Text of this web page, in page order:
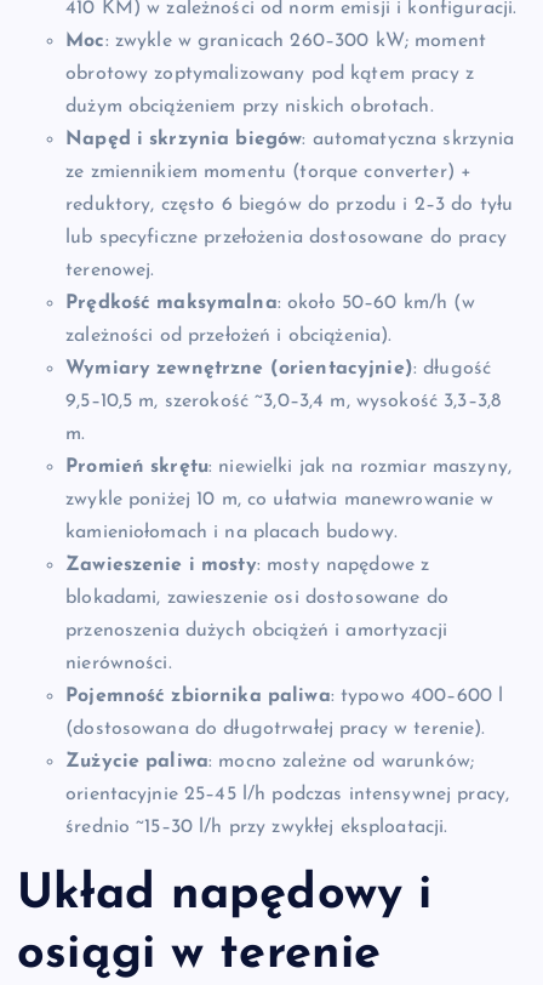
410 KM) w zależności od norm emisji i konfiguracji.
Moc: zwykle w granicach 260–300 kW; moment
obrotowy zoptymalizowany pod kątem pracy z
dużym obciążeniem przy niskich obrotach.
Napęd i skrzynia biegów: automatyczna skrzynia
ze zmiennikiem momentu (torque converter) +
reduktory, często 6 biegów do przodu i 2–3 do tyłu
lub specyficzne przełożenia dostosowane do pracy
terenowej.
Prędkość maksymalna: około 50–60 km/h (w
zależności od przełożeń i obciążenia).
Wymiary zewnętrzne (orientacyjnie): długość
9,5–10,5 m, szerokość ~3,0–3,4 m, wysokość 3,3–3,8
m.
Promień skrętu: niewielki jak na rozmiar maszyny,
zwykle poniżej 10 m, co ułatwia manewrowanie w
kamieniołomach i na placach budowy.
Zawieszenie i mosty: mosty napędowe z
blokadami, zawieszenie osi dostosowane do
przenoszenia dużych obciążeń i amortyzacji
nierówności.
Pojemność zbiornika paliwa: typowo 400–600 l
(dostosowana do długotrwałej pracy w terenie).
Zużycie paliwa: mocno zależne od warunków;
orientacyjnie 25–45 l/h podczas intensywnej pracy,
średnio ~15–30 l/h przy zwykłej eksploatacji.
Układ napędowy i
osiągi w terenie